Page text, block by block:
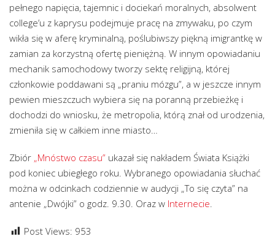
pełnego napięcia, tajemnic i dociekań moralnych, absolwent
college’u z kaprysu podejmuje pracę na zmywaku, po czym
wikła się w aferę kryminalną, poślubiwszy piękną imigrantkę w
zamian za korzystną ofertę pieniężną. W innym opowiadaniu
mechanik samochodowy tworzy sektę religijną, której
członkowie poddawani są „praniu mózgu”, a w jeszcze innym
pewien mieszczuch wybiera się na poranną przebieżkę i
dochodzi do wniosku, że metropolia, którą znał od urodzenia,
zmieniła się w całkiem inne miasto…
Zbiór „Mnóstwo czasu” ukazał się nakładem Świata Książki
pod koniec ubiegłego roku. Wybranego opowiadania słuchać
można w odcinkach codziennie w audycji „To się czyta” na
antenie „Dwójki” o godz. 9.30. Oraz w Internecie
Post Views: 953